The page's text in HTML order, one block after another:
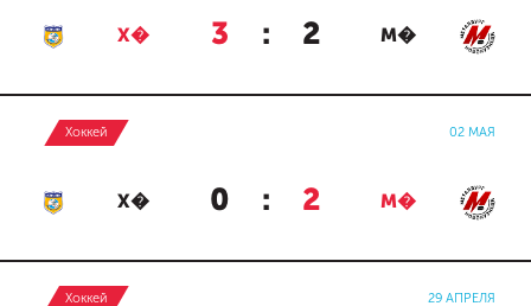
Х� 3 : 2 М�
Хоккей 02 МАЯ
Х� 0 : 2 М�
Хоккей 29 АПРЕЛЯ